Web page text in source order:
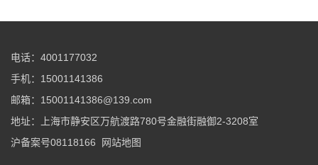
电话：4001177032
手机：15001141386
邮箱：15001141386@139.com
地址：上海市静安区万航渡路780号金融街融御2-3208室
沪备案号08118166
网站地图